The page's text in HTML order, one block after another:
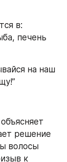
в:
печень
на наш
решение
волосы
к